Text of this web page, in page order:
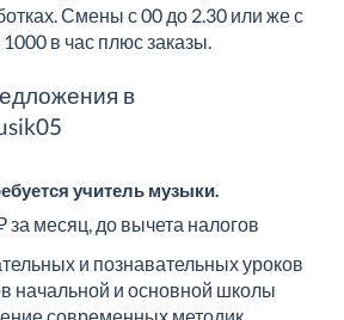
Смены с 00 до 2.30 или же с
в час плюс заказы.
в
учитель музыки.
за месяц, до вычета налогов
и познавательных уроков
начальной и основной школы
современных методик